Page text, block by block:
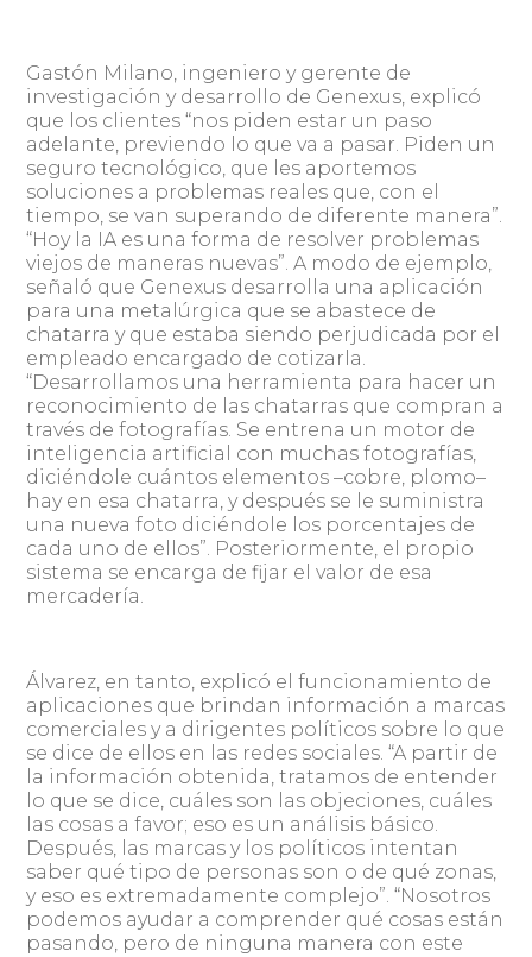
Gastón Milano, ingeniero y gerente de
investigación y desarrollo de Genexus, explicó
que los clientes “nos piden estar un paso
adelante, previendo lo que va a pasar. Piden un
seguro tecnológico, que les aportemos
soluciones a problemas reales que, con el
tiempo, se van superando de diferente manera”.
“Hoy la IA es una forma de resolver problemas
viejos de maneras nuevas”. A modo de ejemplo,
señaló que Genexus desarrolla una aplicación
para una metalúrgica que se abastece de
chatarra y que estaba siendo perjudicada por el
empleado encargado de cotizarla.
“Desarrollamos una herramienta para hacer un
reconocimiento de las chatarras que compran a
través de fotografías. Se entrena un motor de
inteligencia artificial con muchas fotografías,
diciéndole cuántos elementos –cobre, plomo–
hay en esa chatarra, y después se le suministra
una nueva foto diciéndole los porcentajes de
cada uno de ellos”. Posteriormente, el propio
sistema se encarga de fijar el valor de esa
mercadería.
Álvarez, en tanto, explicó el funcionamiento de
aplicaciones que brindan información a marcas
comerciales y a dirigentes políticos sobre lo que
se dice de ellos en las redes sociales. “A partir de
la información obtenida, tratamos de entender
lo que se dice, cuáles son las objeciones, cuáles
las cosas a favor; eso es un análisis básico.
Después, las marcas y los políticos intentan
saber qué tipo de personas son o de qué zonas,
y eso es extremadamente complejo”. “Nosotros
podemos ayudar a comprender qué cosas están
pasando, pero de ninguna manera con este